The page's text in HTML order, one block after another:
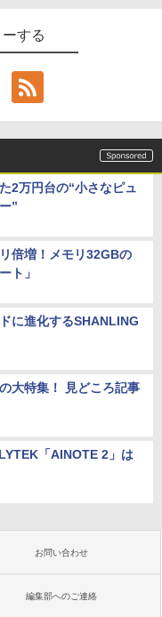
節可 ビジネス用 【送
ー (ケーブル付）
ームレス＆広視野角A
ィスプレイ ［21.5型 /フ
/ワイド］ ブラック
する
2万円台の“小さなピュ
”
倍増！メモリ32GBの
ト」
に進化するSHANLING
大特集！ 見どころ記事
「AINOTE 2」は
お問い合わせ
編集部へのご連絡